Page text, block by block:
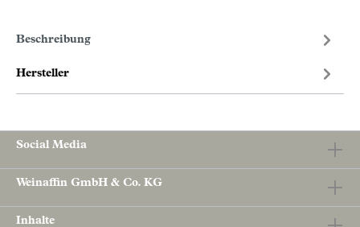
Beschreibung
Hersteller
Social Media
Weinaffin GmbH & Co. KG
Inhalte